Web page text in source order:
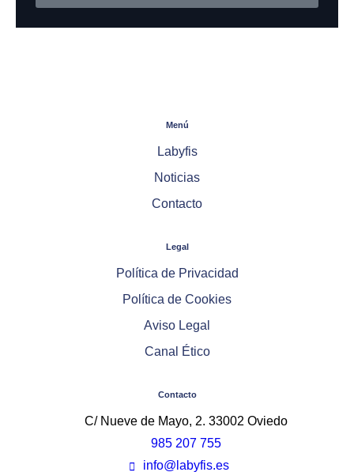
Menú
Labyfis
Noticias
Contacto
Legal
Política de Privacidad
Política de Cookies
Aviso Legal
Canal Ético
Contacto
C/ Nueve de Mayo, 2. 33002 Oviedo
985 207 755
info@labyfis.es